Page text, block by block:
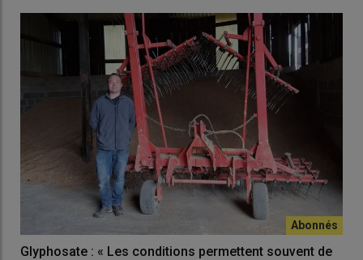
Glyphosate : « Les conditions permettent souvent de